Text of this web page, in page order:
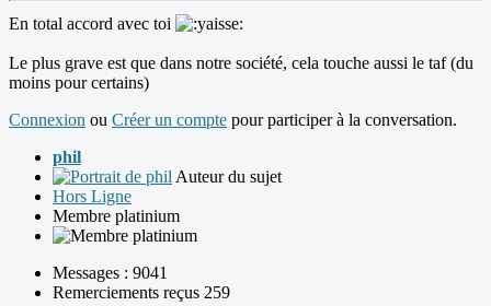
En total accord avec toi
Le plus grave est que dans notre société, cela touche aussi le taf (du
moins pour certains)
Connexion ou Créer un compte pour participer à la conversation.
phil
Auteur du sujet
Hors Ligne
Membre platinium
Messages : 9041
Remerciements reçus 259